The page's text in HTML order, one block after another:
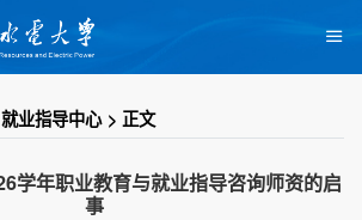
就业指导中心 正文
学年职业教育与就业指导咨询师资的启
事